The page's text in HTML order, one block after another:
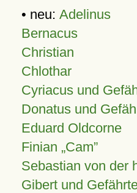
• neu: Adelinus
Bernacus
Christian
Chlothar
Cyriacus und
Donatus und
Eduard Oldcorne
Finian Cam
Sebastian von der
Gibert und